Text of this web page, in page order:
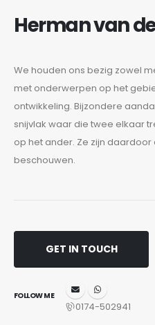
Herman van
We houden ons bezig zowel
met onderwerpen op het
ontwikkeling. Bijzondere
snijvlak waar die twee elkaar
op het ander. Ze zijn
beschouwen.
GET IN TOUCH
FOLLOW ME
0174-502941